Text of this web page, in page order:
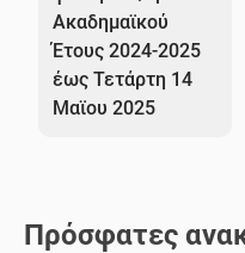
Ακαδημαϊκού
Έτους 2024-2025
έως Τετάρτη 14
Μαϊου 2025
Πρόσφατες